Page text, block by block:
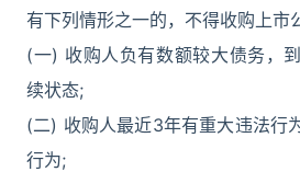
有下列情形之一的，不得收购上市
(一) 收购人负有数额较大债务，
续状态;
(二) 收购人最近3年有重大违法行
行为;